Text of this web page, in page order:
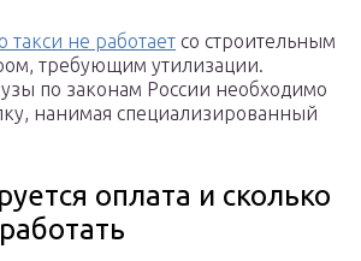
такси не работает со строительным
требующим утилизации.
по законам России необходимо
нанимая специализированный
оплата и сколько